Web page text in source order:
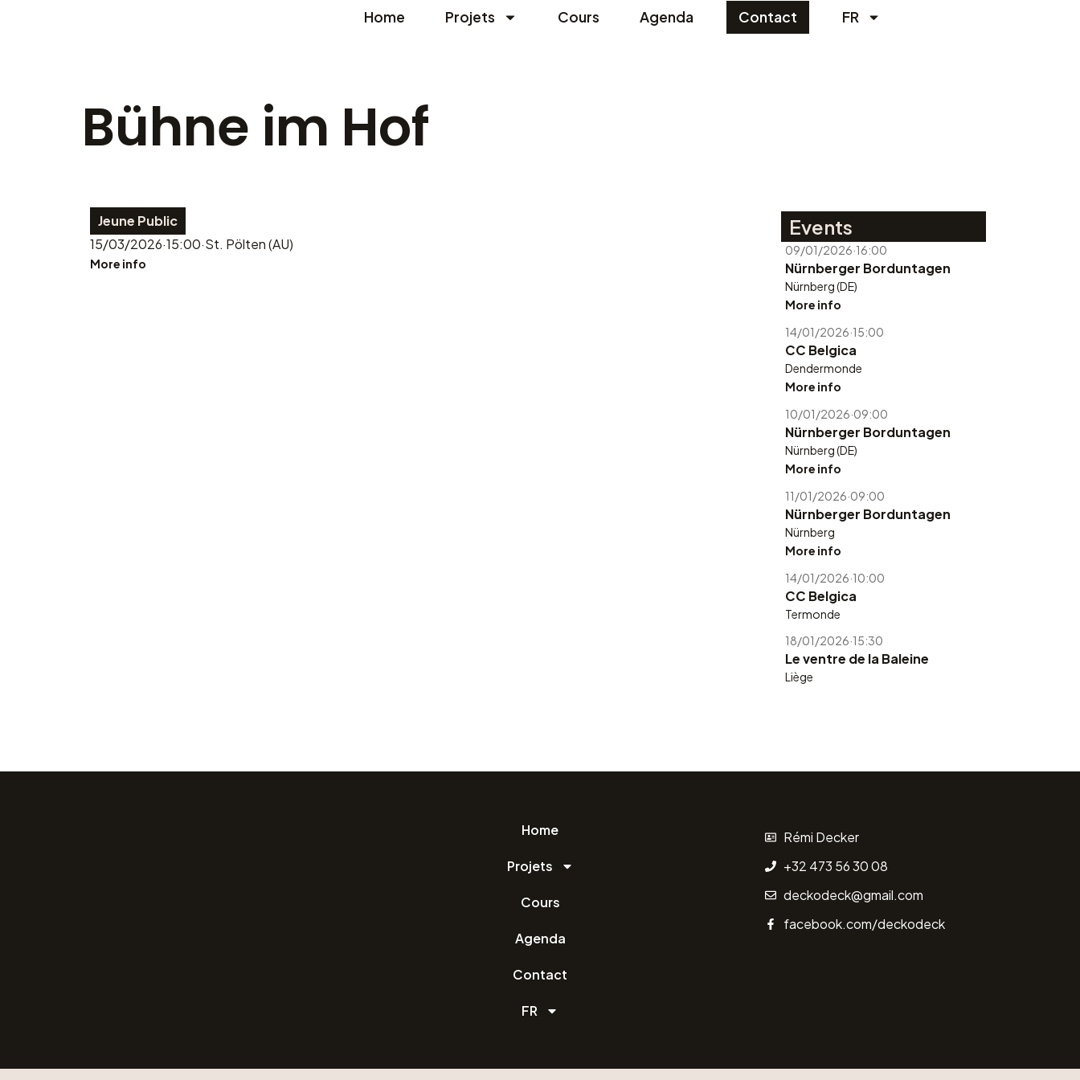
Home Projets Cours Agenda Contact FR
Bühne im Hof
Jeune Public
15/03/2026·15:00·St. Pölten (AU)
More info
Events
09/01/2026·16:00
Nürnberger Borduntagen
Nürnberg (DE)
More info
14/01/2026·15:00
CC Belgica
Dendermonde
More info
10/01/2026·09:00
Nürnberger Borduntagen
Nürnberg (DE)
More info
11/01/2026·09:00
Nürnberger Borduntagen
Nürnberg
More info
14/01/2026·10:00
CC Belgica
Termonde
18/01/2026·15:30
Le ventre de la Baleine
Liège
Home
Projets
Cours
Agenda
Contact
FR
Rémi Decker
+32 473 56 30 08
deckodeck@gmail.com
facebook.com/deckodeck